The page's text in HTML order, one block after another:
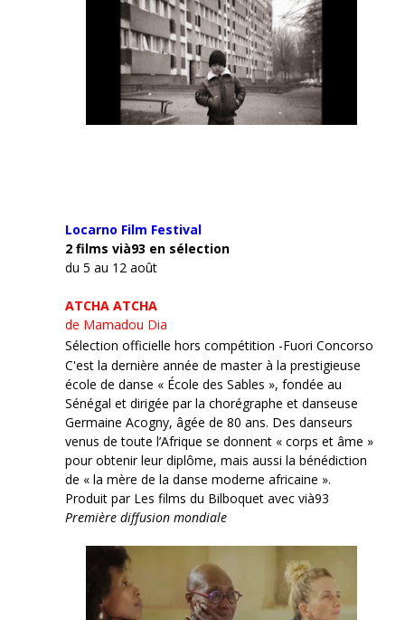
Locarno Film Festival
2 films vià93 en sélection
du 5 au 12 août
ATCHA ATCHA
de Mamadou Dia
Sélection officielle hors compétition -Fuori Concorso
C'est la dernière année de master à la prestigieuse
école de danse « École des Sables », fondée au
Sénégal et dirigée par la chorégraphe et danseuse
Germaine Acogny, âgée de 80 ans. Des danseurs
venus de toute l’Afrique se donnent « corps et âme »
pour obtenir leur diplôme, mais aussi la bénédiction
de « la mère de la danse moderne africaine ».
Produit par Les films du Bilboquet avec vià93
Première diffusion mondiale